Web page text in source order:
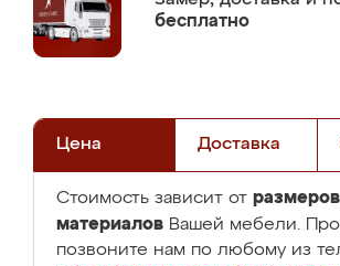
бесплатно
Цена Доставка
Стоимость зависит от
материалов Вашей мебели.
позвоните нам по любому из